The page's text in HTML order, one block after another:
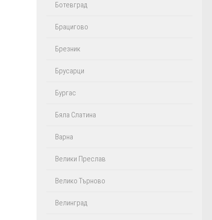
Ботевград
Брацигово
Брезник
Брусарци
Бургас
Бяла Слатина
Варна
Велики Преслав
Велико Търново
Велинград